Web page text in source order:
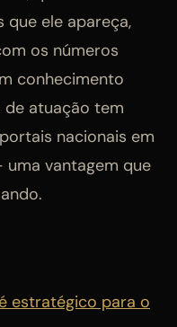
ele apareça,
os números
conhecimento
atuação tem
nacionais em
vantagem que
estratégico para o